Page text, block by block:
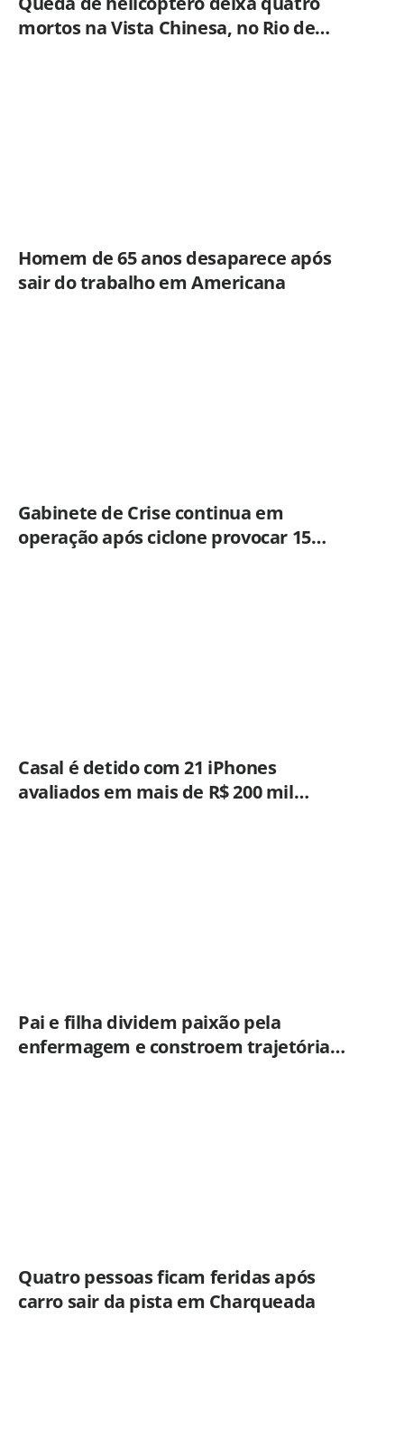
mortos na Vista Chinesa, no Rio de
Homem de 65 anos desaparece após
sair do trabalho em Americana
Gabinete de Crise continua em
operação após ciclone provocar 15
Casal é detido com 21 iPhones
avaliados em mais de R$ 200 mil
Pai e filha dividem paixão pela
enfermagem e constroem trajetória
Quatro pessoas ficam feridas após
carro sair da pista em Charqueada